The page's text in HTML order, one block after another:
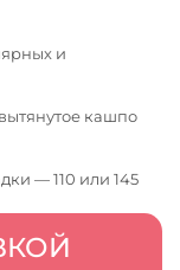
и
кашпо
— 110 или 145